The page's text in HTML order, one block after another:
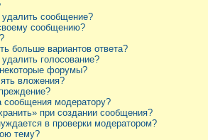
удалить сообщение?
сообщению?
больше вариантов ответа?
голосование?
форумы?
вложения?
сообщения модератору?
при создании сообщения?
в проверки модератором?
тему?